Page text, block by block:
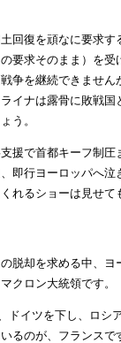
回復を頑なに要求
要求そのまま）を
争を継続できませ
イナは露骨に敗戦
う。
援で首都キーフ制
即行ヨーロッパへ
れるショーは見せ
脱却を求める中、
クロン大統領です。
ドイツを下し、ロシ
るのが、フランス